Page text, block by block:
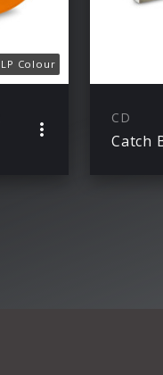
LP Colour
CD
Catch